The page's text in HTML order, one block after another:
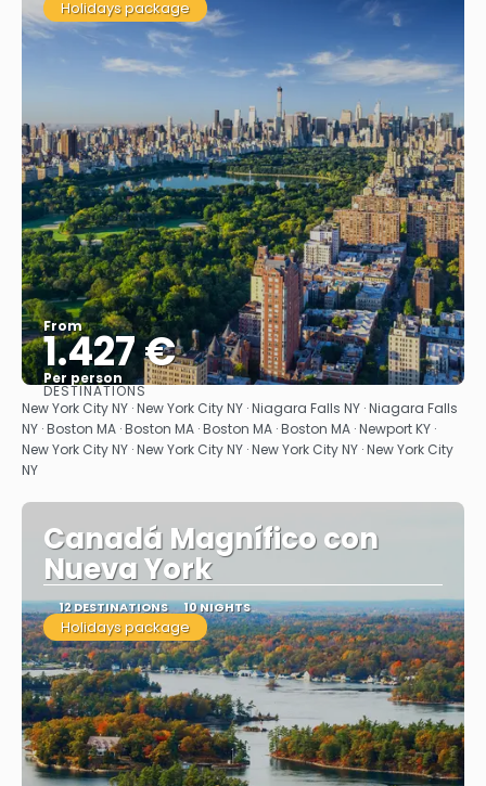
Holidays package
From
1.427 €
Per person
See
DESTINATIONS
New York City NY · New York City NY · Niagara Falls NY · Niagara Falls
NY · Boston MA · Boston MA · Boston MA · Boston MA · Newport KY ·
New York City NY · New York City NY · New York City NY · New York City
NY
Canadá Magnífico con
Nueva York
12 DESTINATIONS 10 NIGHTS
Holidays package